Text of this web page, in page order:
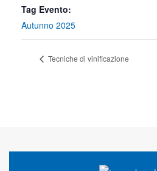
Tag Evento:
Autunno 2025
Tecniche di vinificazione